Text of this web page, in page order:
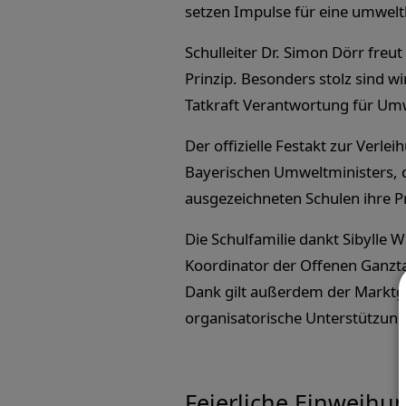
setzen Impulse für eine
Schulleiter Dr. Simon Dörr
Prinzip. Besonders stolz sind
Tatkraft Verantwortung für
Der offizielle Festakt zur
Bayerischen Umweltministers,
ausgezeichneten Schulen ihre
Die Schulfamilie dankt Sibylle
Koordinator der Offenen
Dank gilt außerdem der
organisatorische